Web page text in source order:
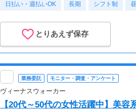
日払い・週払いOK 長期 シフト制 昼
とりあえず保存
業務委託 モニター・調査・アンケート
ヴィーナスウォーカー
【20代～50代の女性活躍中】美